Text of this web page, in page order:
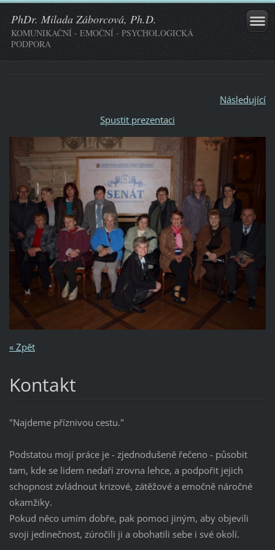
PhDr. Milada Záborcová, Ph.D.
KOMUNIKAČNÍ - EMOČNÍ - PSYCHOLOGICKÁ
PODPORA
Následující
Spustit prezentaci
« Zpět
Kontakt
"Najdeme příznivou cestu."
Podstatou mojí práce je - zjednodušeně řečeno - působit
tam, kde se lidem nedaří zrovna lehce, a podpořit jejich
schopnost zvládnout krizové, zátěžové a emočně náročné
okamžiky.
Pokud něco umím dobře, pak pomoci jiným, aby objevili
svoji jedinečnost, zúročili ji a obohatili sebe i své okolí.